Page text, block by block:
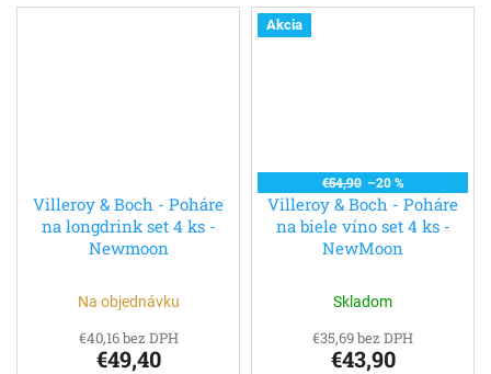
Villeroy & Boch - Poháre
na longdrink set 4 ks -
Newmoon
Na objednávku
€40,16 bez DPH
€49,40
Akcia
€54,90 –20 %
Villeroy & Boch - Poháre
na biele víno set 4 ks -
NewMoon
Skladom
€35,69 bez DPH
€43,90